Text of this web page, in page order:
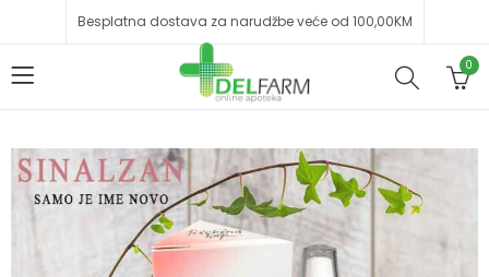
Besplatna dostava za narudžbe veće od 100,00KM
0